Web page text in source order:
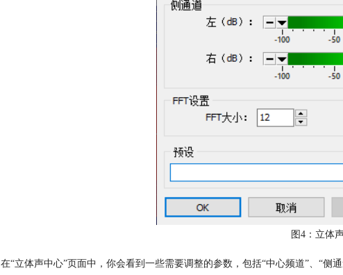
图4：立体
在“立体声中心”页面中，你会看到一些需要调整的参数，包括“中心频道”、“侧